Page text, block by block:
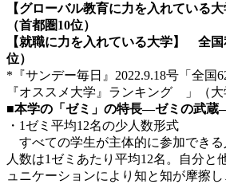
【グローバル教育に力を入れている
（首都圏10位）
【就職に力を入れている大学】 全国
位）
*『サンデー毎日』2022.9.18号「全国
『オススメ大学』ランキング 」（大
■本学の「ゼミ」の特長―ゼミの武
・1ゼミ平均12名の少人数形式
すべての学生が主体的に参加でき
人数は1ゼミあたり平均12名。自分と
ュニケーションにより知と知が摩擦